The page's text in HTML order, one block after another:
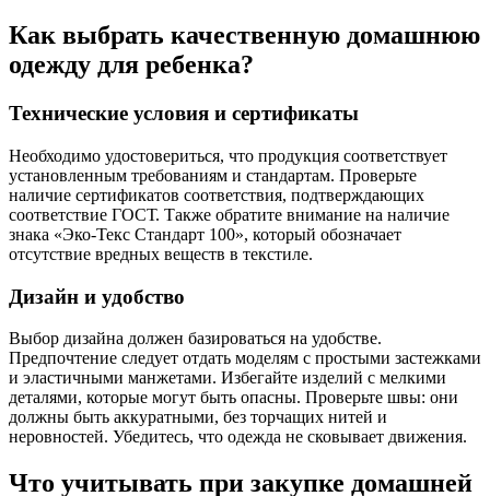
Как выбрать качественную домашнюю
одежду для ребенка?
Технические условия и сертификаты
Необходимо удостовериться, что продукция соответствует
установленным требованиям и стандартам. Проверьте
наличие сертификатов соответствия, подтверждающих
соответствие ГОСТ. Также обратите внимание на наличие
знака «Эко-Текс Стандарт 100», который обозначает
отсутствие вредных веществ в текстиле.
Дизайн и удобство
Выбор дизайна должен базироваться на удобстве.
Предпочтение следует отдать моделям с простыми застежками
и эластичными манжетами. Избегайте изделий с мелкими
деталями, которые могут быть опасны. Проверьте швы: они
должны быть аккуратными, без торчащих нитей и
неровностей. Убедитесь, что одежда не сковывает движения.
Что учитывать при закупке домашней